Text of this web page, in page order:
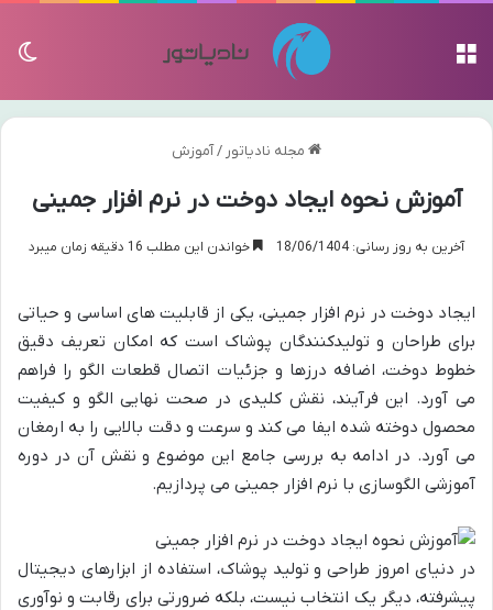
مجله نادیاتور /آموزش
آموزش نحوه ایجاد دوخت در نرم افزار جمینی
آخرین به روز رسانی: 18/06/1404 خواندن این مطلب 16 دقیقه زمان میبرد
ایجاد دوخت در نرم افزار جمینی، یکی از قابلیت های اساسی و حیاتی
برای طراحان و تولیدکنندگان پوشاک است که امکان تعریف دقیق
خطوط دوخت، اضافه درزها و جزئیات اتصال قطعات الگو را فراهم
می آورد. این فرآیند، نقش کلیدی در صحت نهایی الگو و کیفیت
محصول دوخته شده ایفا می کند و سرعت و دقت بالایی را به ارمغان
می آورد. در ادامه به بررسی جامع این موضوع و نقش آن در دوره
آموزشی الگوسازی با نرم افزار جمینی می پردازیم.
در دنیای امروز طراحی و تولید پوشاک، استفاده از ابزارهای دیجیتال
پیشرفته، دیگر یک انتخاب نیست، بلکه ضرورتی برای رقابت و نوآوری